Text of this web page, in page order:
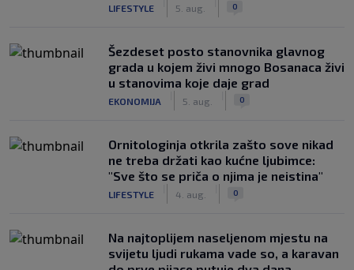
LIFESTYLE 5. aug. 0
Šezdeset posto stanovnika glavnog
grada u kojem živi mnogo Bosanaca živi
u stanovima koje daje grad
EKONOMIJA 5. aug. 0
Ornitologinja otkrila zašto sove nikad
ne treba držati kao kućne ljubimce:
"Sve što se priča o njima je neistina"
LIFESTYLE 4. aug. 0
Na najtoplijem naseljenom mjestu na
svijetu ljudi rukama vade so, a karavan